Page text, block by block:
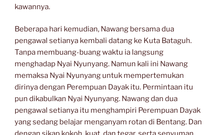
kawannya.
Beberapa hari kemudian, Nawang bersama dua
pengawal setianya kembali datang ke Kuta Bataguh.
Tanpa membuang-buang waktu ia langsung
menghadap Nyai Nyunyang. Namun kali ini Nawang
memaksa Nyai Nyunyang untuk mempertemukan
dirinya dengan Perempuan Dayak itu. Permintaan itu
pun dikabulkan Nyai Nyunyang. Nawang dan dua
pengawal setianya itu menghampiri Perempuan Dayak
yang sedang belajar menganyam rotan di Bentang. Dan